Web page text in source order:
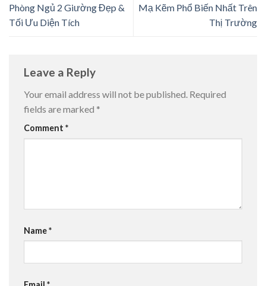
Phòng Ngủ 2 Giường Đẹp &
Tối Ưu Diện Tích
Mạ Kẽm Phổ Biến Nhất Trên
Thị Trường
Leave a Reply
Your email address will not be published. Required
fields are marked *
Comment *
Name*